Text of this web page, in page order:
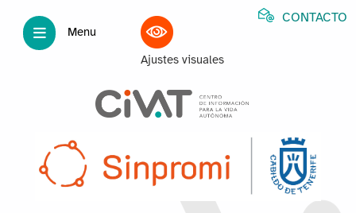
Menu
Ajustes visuales
CONTACTO